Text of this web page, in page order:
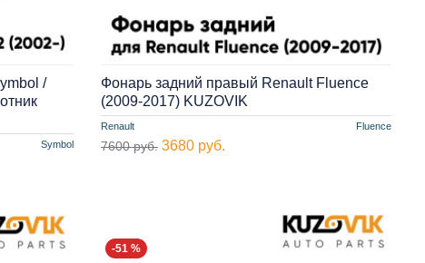
Symbol
/
Renault Fluence
Фонарь задний правый Renault Fluence
(2009-2017) KUZOVIK
7600 руб. 3680 руб.
-51 %